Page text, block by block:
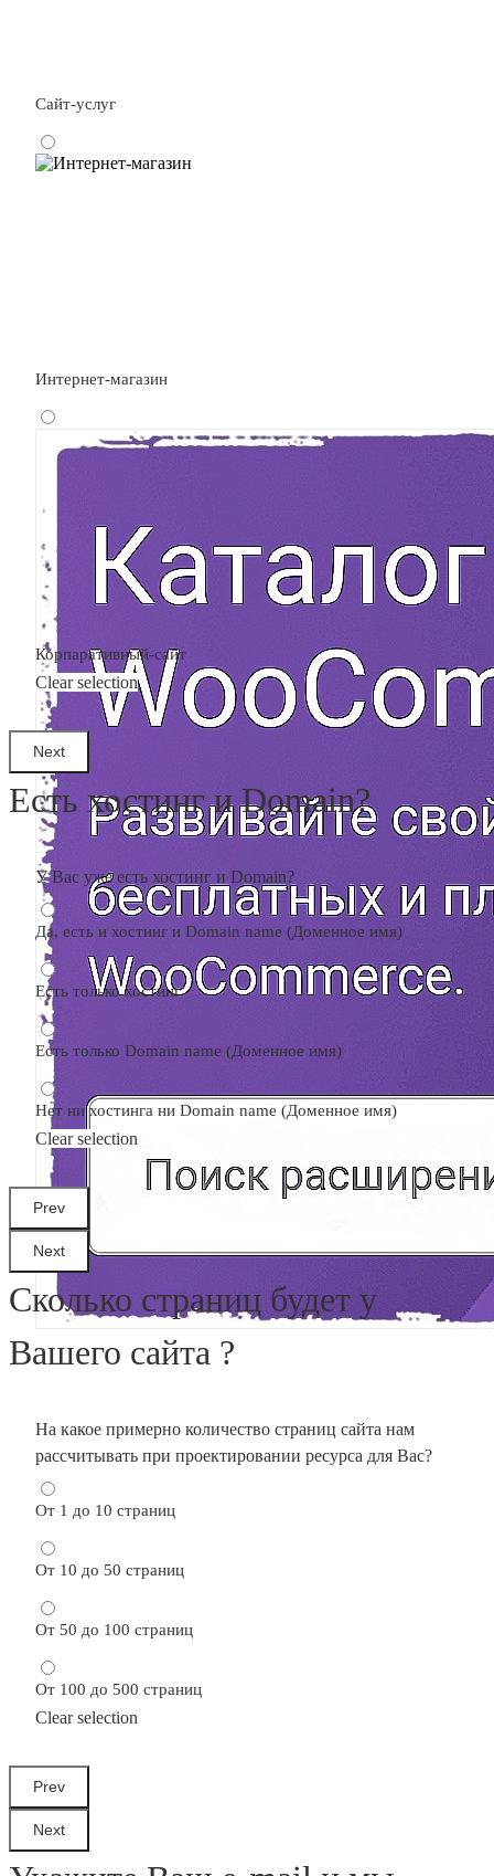
Сайт-услуг
Интернет-магазин
Корпаративный-сайт
Clear selection
Есть хостинг и Domain?
У Вас уже есть хостинг и Domain?
Да, есть и хостинг и Domain name (Доменное имя)
Есть только хостинг
Есть только Domain name (Доменное имя)
Нет ни хостинга ни Domain name (Доменное имя)
Clear selection
Сколько страниц будет у
Вашего сайта ?
На какое примерно количество страниц сайта нам
рассчитывать при проектировании ресурса для Вас?
От 1 до 10 страниц
От 10 до 50 страниц
От 50 до 100 страниц
От 100 до 500 страниц
Clear selection